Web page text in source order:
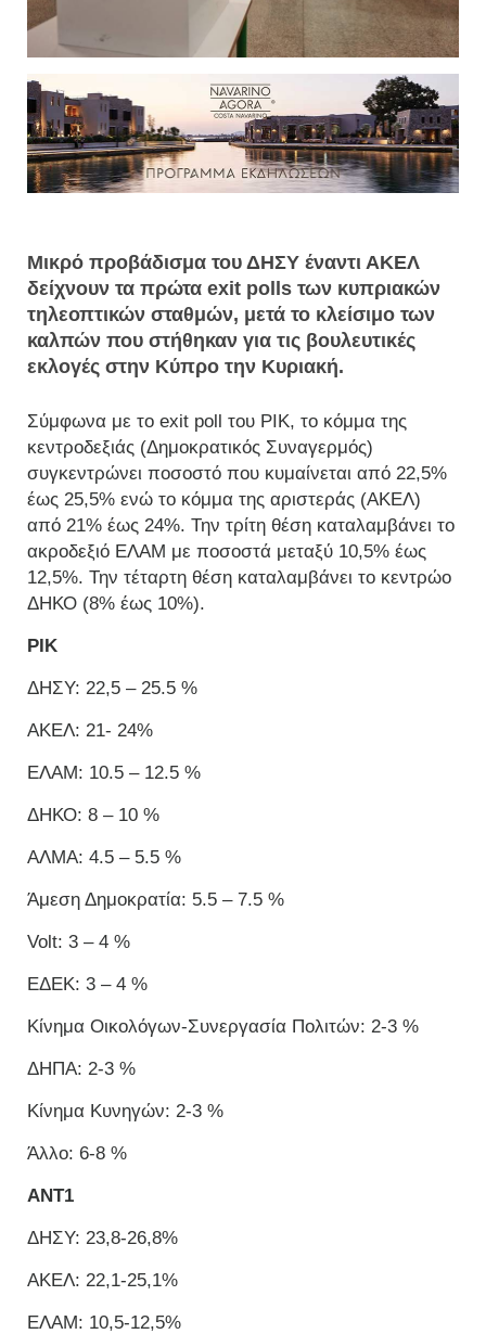
Μικρό προβάδισμα του ΔΗΣΥ έναντι ΑΚΕΛ
δείχνουν τα πρώτα exit polls των κυπριακών
τηλεοπτικών σταθμών, μετά το κλείσιμο των
καλπών που στήθηκαν για τις βουλευτικές
εκλογές στην Κύπρο την Κυριακή.
Σύμφωνα με το exit poll του ΡΙΚ, το κόμμα της
κεντροδεξιάς (Δημοκρατικός Συναγερμός)
συγκεντρώνει ποσοστό που κυμαίνεται από 22,5%
έως 25,5% ενώ το κόμμα της αριστεράς (ΑΚΕΛ)
από 21% έως 24%. Την τρίτη θέση καταλαμβάνει το
ακροδεξιό ΕΛΑΜ με ποσοστά μεταξύ 10,5% έως
12,5%. Την τέταρτη θέση καταλαμβάνει το κεντρώο
ΔΗΚΟ (8% έως 10%).
ΡΙΚ
ΔΗΣΥ: 22,5 – 25.5 %
ΑΚΕΛ: 21- 24%
ΕΛΑΜ: 10.5 – 12.5 %
ΔΗΚΟ: 8 – 10 %
ΑΛΜΑ: 4.5 – 5.5 %
Άμεση Δημοκρατία: 5.5 – 7.5 %
Volt: 3 – 4 %
ΕΔΕΚ: 3 – 4 %
Κίνημα Οικολόγων-Συνεργασία Πολιτών: 2-3 %
ΔΗΠΑ: 2-3 %
Κίνημα Κυνηγών: 2-3 %
Άλλο: 6-8 %
ANT1
ΔΗΣΥ: 23,8-26,8%
ΑΚΕΛ: 22,1-25,1%
ΕΛΑΜ: 10,5-12,5%